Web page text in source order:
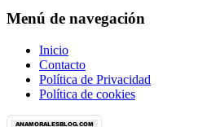
Menú de navegación
Inicio
Contacto
Política de Privacidad
Política de cookies